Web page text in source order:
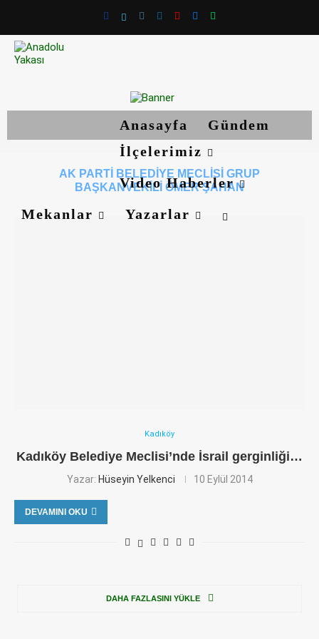
Anasayfa
Gündem
İlçelerimiz
Video Haberler
Mekanlar
Yazarlar
AK PARTI BELEDIYE MECLISI GRUP
BAŞKANVEKILI ÖMER ŞAHAN
Kadıköy
Kadıköy Belediye Meclisi’nde İsrail gerginliği…
Yazar: Hüseyin Yelkenci 10 Eylül 2014
DEVAMINI OKU
DAHA FAZLASINI YÜKLE